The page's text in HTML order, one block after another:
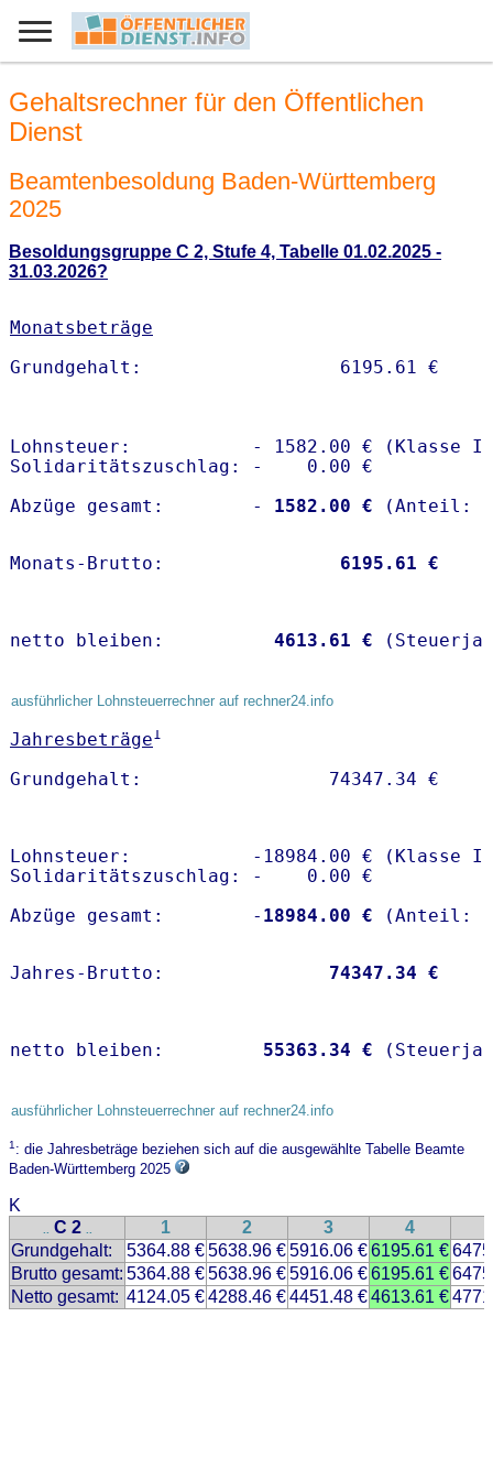
Gehaltsrechner für den Öffentlichen
Dienst
Beamtenbesoldung Baden-Württemberg
2025
Besoldungsgruppe C 2, Stufe 4, Tabelle 01.02.2025 -
31.03.2026?
Monatsbeträge
Lohnsteuer:           - 1582.00 € (Klasse I)
Solidaritätszuschlag: -    0.00 €
Abzüge gesamt:        -
1582.00 €
Monats-Brutto: 6195.61 €
netto bleiben: 4613.61 €
ausführlicher Lohnsteuerrechner auf rechner24.info
Jahresbeträge1
Lohnsteuer:           -18984.00 € (Klasse I)
Solidaritätszuschlag: -    0.00 €
Abzüge gesamt:        - 18984.00 €
Jahres-Brutto: 74347.34 €
netto bleiben: 55363.34 €
ausführlicher Lohnsteuerrechner auf rechner24.info
1: die Jahresbeträge beziehen sich auf die ausgewählte Tabelle Beamte
Baden-Württemberg 2025
K
.. C 2 .. 1 2 3 4
Grundgehalt:
5364.88 €5638.96 €5916.06 €6195.61 €
Brutto gesamt: 5364.88 €5638.96 €5916.06 €6195.61 €
Netto gesamt: 4124.05 €4288.46 €4451.48 €4613.61 €